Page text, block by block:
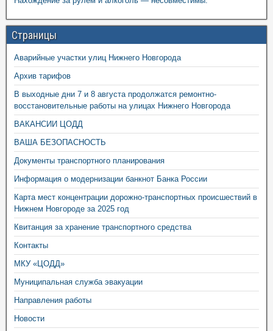
Страницы
Аварийные участки улиц Нижнего Новгорода
Архив тарифов
В выходные дни 7 и 8 августа продолжатся ремонтно-
восстановительные работы на улицах Нижнего Новгорода
ВАКАНСИИ ЦОДД
ВАША БЕЗОПАСНОСТЬ
Документы транспортного планирования
Информация о модернизации банкнот Банка России
Карта мест концентрации дорожно-транспортных происшествий в
Нижнем Новгороде за 2025 год
Квитанция за хранение транспортного средства
Контакты
МКУ «ЦОДД»
Муниципальная служба эвакуации
Направления работы
Новости